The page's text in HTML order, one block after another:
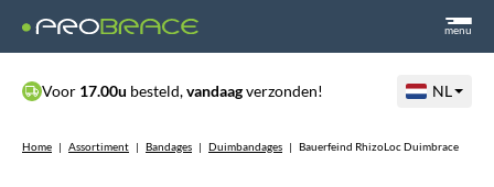
menu
Voor 17.00u besteld,vandaagverzonden! NL
Home | Assortiment | Bandages | Duimbandages | Bauerfeind RhizoLoc Duimbrace